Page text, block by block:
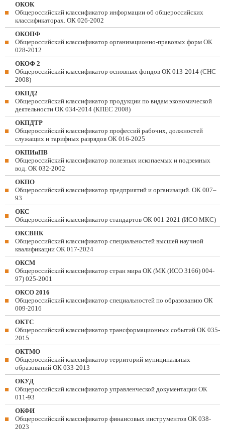
ОКОК
Общероссийский классификатор информации об общероссийских
классификаторах. ОК 026-2002
ОКОПФ
Общероссийский классификатор организационно-правовых форм ОК
028-2012
ОКОФ 2
Общероссийский классификатор основных фондов ОК 013-2014 (СНС
2008)
ОКПД2
Общероссийский классификатор продукции по видам экономической
деятельности ОК 034-2014 (КПЕС 2008)
ОКПДТР
Общероссийский классификатор профессий рабочих, должностей
служащих и тарифных разрядов ОК 016-2025
ОКПИиПВ
Общероссийский классификатор полезных ископаемых и подземных
вод. ОК 032-2002
ОКПО
Общероссийский классификатор предприятий и организаций. ОК 007–
93
ОКС
Общероссийский классификатор стандартов ОК 001-2021 (ИСО МКС)
ОКСВНК
Общероссийский классификатор специальностей высшей научной
квалификации ОК 017-2024
ОКСМ
Общероссийский классификатор стран мира ОК (МК (ИСО 3166) 004-
97) 025-2001
ОКСО 2016
Общероссийский классификатор специальностей по образованию ОК
009-2016
ОКТС
Общероссийский классификатор трансформационных событий ОК 035-
2015
ОКТМО
Общероссийский классификатор территорий муниципальных
образований ОК 033-2013
ОКУД
Общероссийский классификатор управленческой документации ОК
011-93
ОКФИ
Общероссийский классификатор финансовых инструментов OK 038-
2023